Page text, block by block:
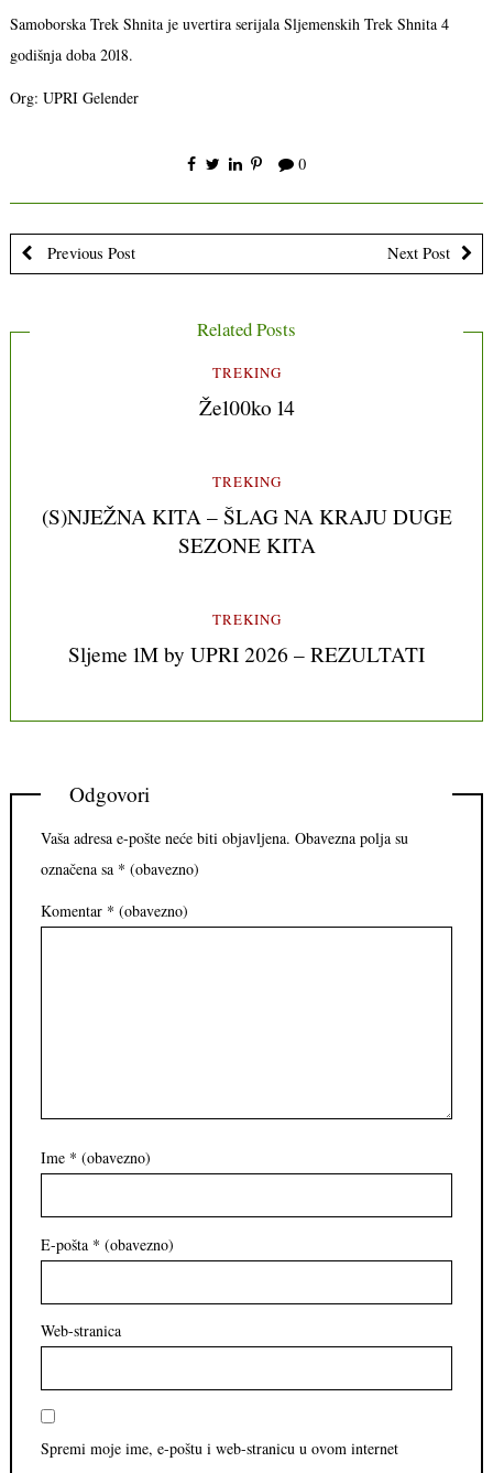
Samoborska Trek Shnita je uvertira serijala Sljemenskih Trek Shnita 4
godišnja doba 2018.
Org: UPRI Gelender
0
Previous Post Next Post
Related Posts
TREKING
Že100ko 14
TREKING
(S)NJEŽNA KITA – ŠLAG NA KRAJU DUGE
SEZONE KITA
TREKING
Sljeme 1M by UPRI 2026 – REZULTATI
Odgovori
Vaša adresa e-pošte neće biti objavljena. Obavezna polja su
označena sa * (obavezno)
Komentar * (obavezno)
Ime * (obavezno)
E-pošta * (obavezno)
Web-stranica
Spremi moje ime, e-poštu i web-stranicu u ovom internet